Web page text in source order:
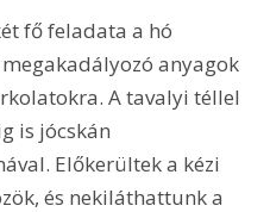
fő feladata a hó
anyagok
A tavalyi téllel
is jócskán
Előkerültek a kézi
és nekiláthattunk a